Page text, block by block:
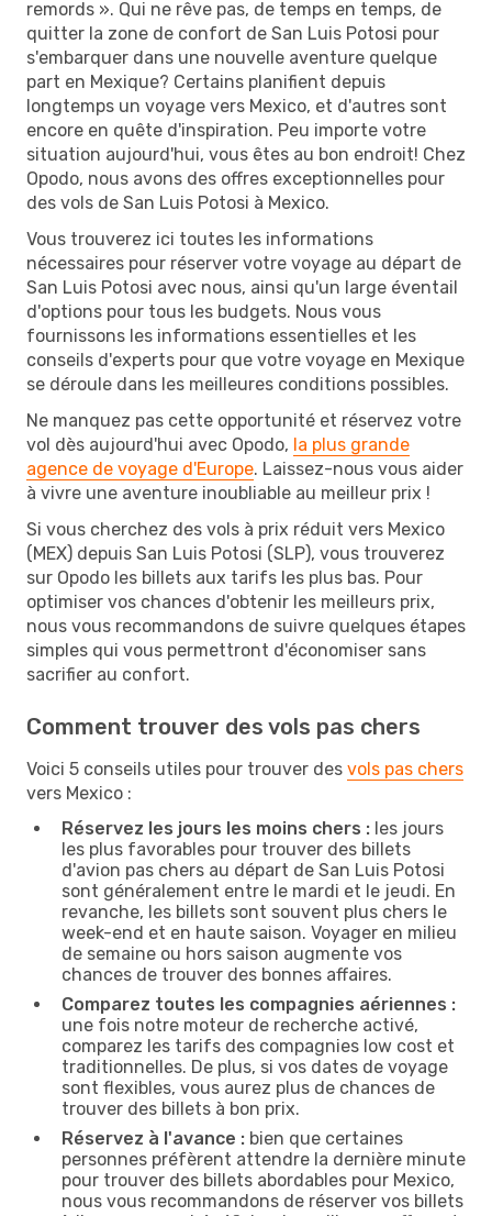
remords ». Qui ne rêve pas, de temps en temps, de
quitter la zone de confort de San Luis Potosi pour
s'embarquer dans une nouvelle aventure quelque
part en Mexique? Certains planifient depuis
longtemps un voyage vers Mexico, et d'autres sont
encore en quête d'inspiration. Peu importe votre
situation aujourd'hui, vous êtes au bon endroit! Chez
Opodo, nous avons des offres exceptionnelles pour
des vols de San Luis Potosi à Mexico.
Vous trouverez ici toutes les informations
nécessaires pour réserver votre voyage au départ de
San Luis Potosi avec nous, ainsi qu'un large éventail
d'options pour tous les budgets. Nous vous
fournissons les informations essentielles et les
conseils d'experts pour que votre voyage en Mexique
se déroule dans les meilleures conditions possibles.
Ne manquez pas cette opportunité et réservez votre
vol dès aujourd'hui avec Opodo, la plus grande
agence de voyage d'Europe. Laissez-nous vous aider
à vivre une aventure inoubliable au meilleur prix !
Si vous cherchez des vols à prix réduit vers Mexico
(MEX) depuis San Luis Potosi (SLP), vous trouverez
sur Opodo les billets aux tarifs les plus bas. Pour
optimiser vos chances d'obtenir les meilleurs prix,
nous vous recommandons de suivre quelques étapes
simples qui vous permettront d'économiser sans
sacrifier au confort.
Comment trouver des vols pas chers
Voici 5 conseils utiles pour trouver des vols pas chers
vers Mexico :
Réservez les jours les moins chers : les jours
les plus favorables pour trouver des billets
d'avion pas chers au départ de San Luis Potosi
sont généralement entre le mardi et le jeudi. En
revanche, les billets sont souvent plus chers le
week-end et en haute saison. Voyager en milieu
de semaine ou hors saison augmente vos
chances de trouver des bonnes affaires.
Comparez toutes les compagnies aériennes :
une fois notre moteur de recherche activé,
comparez les tarifs des compagnies low cost et
traditionnelles. De plus, si vos dates de voyage
sont flexibles, vous aurez plus de chances de
trouver des billets à bon prix.
Réservez à l'avance : bien que certaines
personnes préfèrent attendre la dernière minute
pour trouver des billets abordables pour Mexico,
nous vous recommandons de réserver vos billets